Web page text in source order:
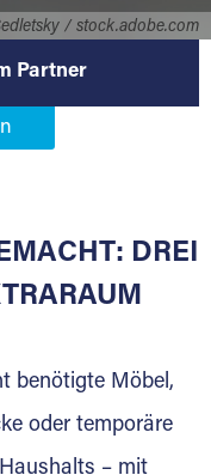
/ stock.adobe.com
Partner
Partner in
zur Miete, der
gebaut
DREI
benötigte Möbel,
oder temporäre
– mit